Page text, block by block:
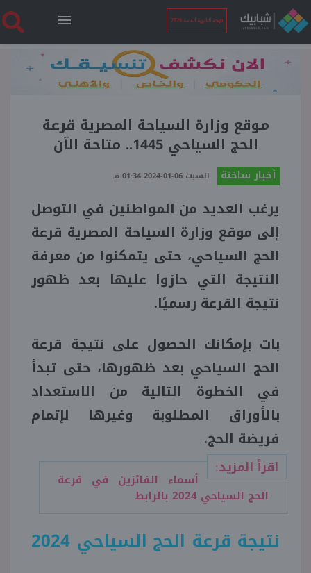
نتيجة الثانوية العامة 2026
الرئيسية
نتيجة الثانوية العامة 2026
فنجان قهوة
بوابة الطلبة
ملفات
منوعات
موقع وزارة السياحة المصرية قرعة
الحج السياحي 1445.. متاحة الآن
أخبار ساخنة السبت 06-01-2024 01:34 مـ
يرغب العديد من المواطنين في التوصل
إلى موقع وزارة السياحة المصرية قرعة
الحج السياحي، حتى يتمكنوا من معرفة
النتيجة التي حازوا عليها بعد ظهور
نتيجة القرعة رسميًا.
بات بإمكانك الحصول على نتيجة قرعة
الحج السياحي بعد ظهورها، حتى تبدأ
في الخطوة التالية من الاستعداد
بالأوراق المطلوبة وغيرها لإتمام
فريضة الحج.
اقرأ المزيد:
أسماء الفائزين في قرعة
الحج السياحي 2024 بالرابط
نتيجة قرعة الحج السياحي 2024